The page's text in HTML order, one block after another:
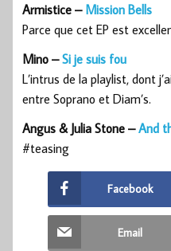
Armistice – Mission Bells
Parce que cet EP est
Mino –Si je suis fou
L’intrus de la playlist, dont
entre Soprano et Diam’s.
Angus & Julia Stone –And
#teasing
Facebook
Email